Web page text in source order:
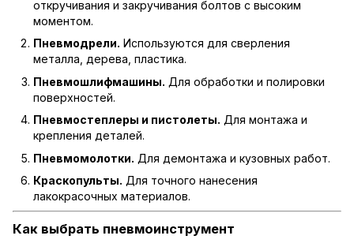
откручивания и закручивания болтов с высоким
моментом.
Пневмодрели. Используются для сверления
металла, дерева, пластика.
Пневмошлифмашины. Для обработки и полировки
поверхностей.
Пневмостеплеры и пистолеты. Для монтажа и
крепления деталей.
Пневмомолотки. Для демонтажа и кузовных работ.
Краскопульты. Для точного нанесения
лакокрасочных материалов.
Как выбрать пневмоинструмент